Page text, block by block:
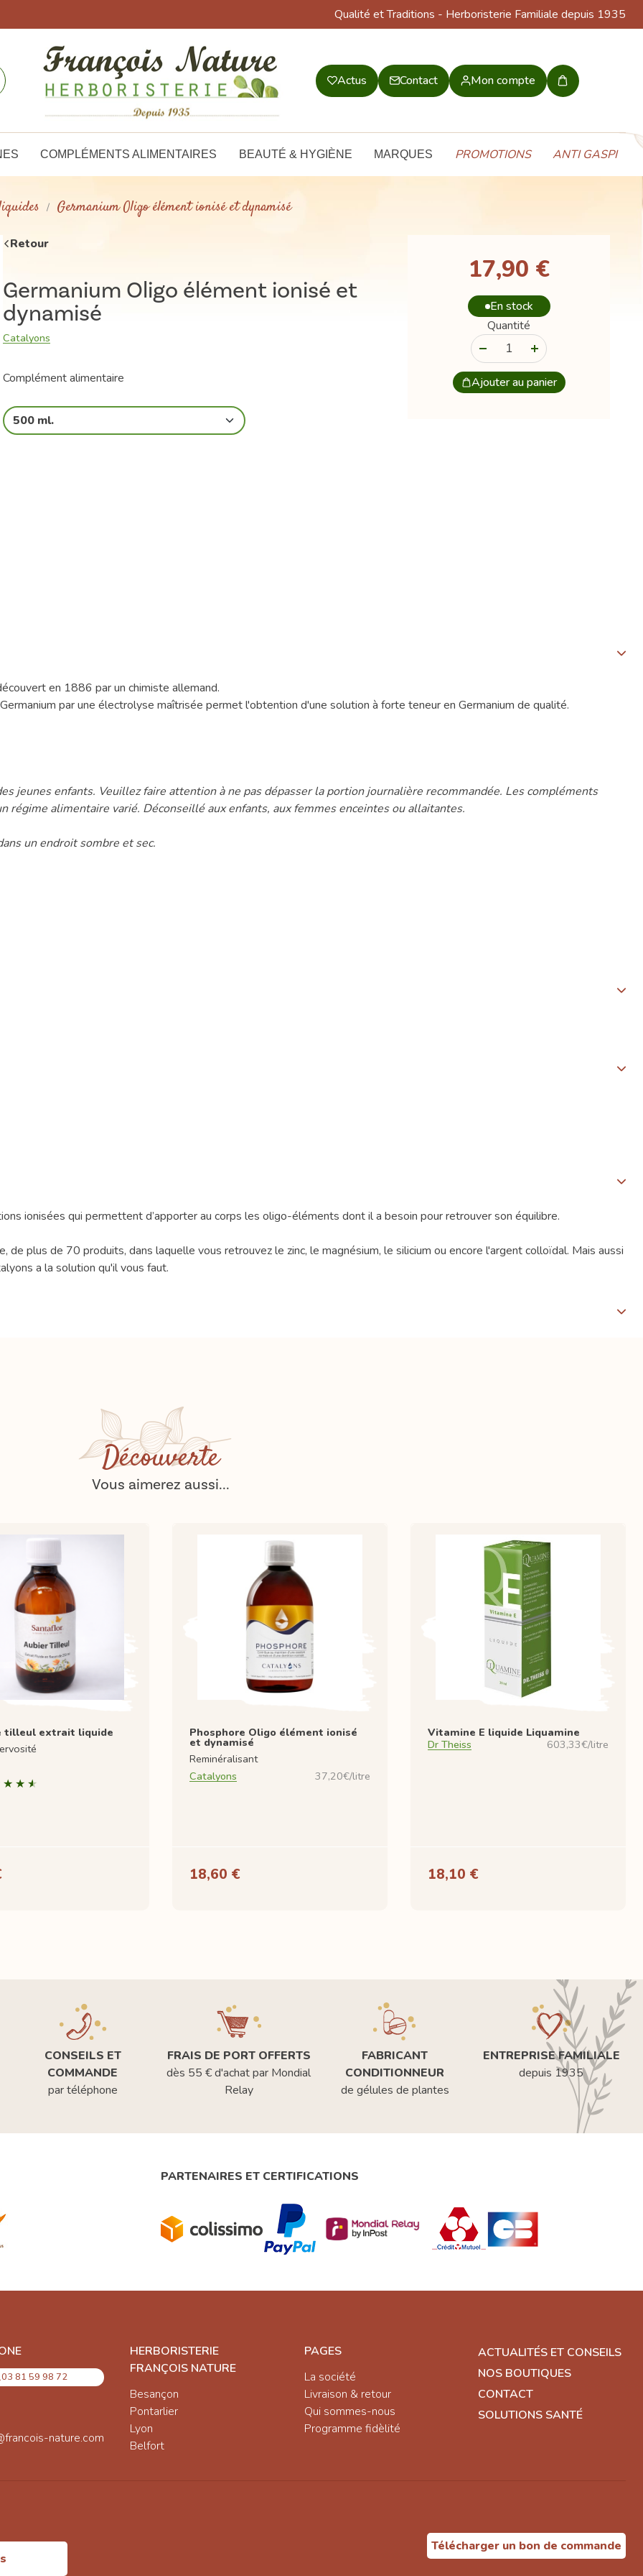
Qualité et Traditions - Herboristerie Familiale depuis 1935
Actus Contact Mon compte
Mon
COMPLÉMENTS ALIMENTAIRES BEAUTÉ & HYGIÈNE MARQUES PROMOTIONS ANTI GASPI
Germanium Oligo élément ionisé et dynamisé
Retour
Germanium Oligo élément ionisé et
dynamisé
Catalyons
Complément alimentaire
500 ml.
17,90 €
En stock
Quantité
Ajouter au panier
en 1886 par un chimiste allemand.
par une électrolyse maîtrisée permet l'obtention d'une solution à forte teneur en Germanium de qualité.
jeunes enfants. Veuillez faire attention à ne pas dépasser la portion journalière recommandée. Les compléments
alimentaire varié. Déconseillé aux enfants, aux femmes enceintes ou allaitantes.
un endroit sombre et sec.
ionisées qui permettent d’apporter au corps les oligo-éléments dont il a besoin pour retrouver son équilibre.
plus de 70 produits, dans laquelle vous retrouvez le zinc, le magnésium, le silicium ou encore l'argent colloïdal. Mais aussi
a la solution qu'il vous faut.
Découverte
Vous aimerez aussi...
tilleul extrait liquide
Phosphore Oligo élément ionisé
et dynamisé
Reminéralisant
Catalyons
37,20€/litre
18,60 €
Vitamine E liquide Liquamine
Dr Theiss
603,33€/litre
18,10 €
CONSEILS ET
COMMANDE
par téléphone
FRAIS DE PORT OFFERTS
dès 55 € d'achat par Mondial
Relay
FABRICANT
CONDITIONNEUR
de gélules de plantes
ENTREPRISE FAMILIALE
depuis 1935
PARTENAIRES ET CERTIFICATIONS
03 81 59 98 72
nature.com
HERBORISTERIE
FRANÇOIS NATURE
Besançon
Pontarlier
Lyon
Belfort
PAGES
La société
Livraison & retour
Qui sommes-nous
Programme fidèlité
ACTUALITÉS ET CONSEILS
NOS BOUTIQUES
CONTACT
SOLUTIONS SANTÉ
Télécharger un bon de commande